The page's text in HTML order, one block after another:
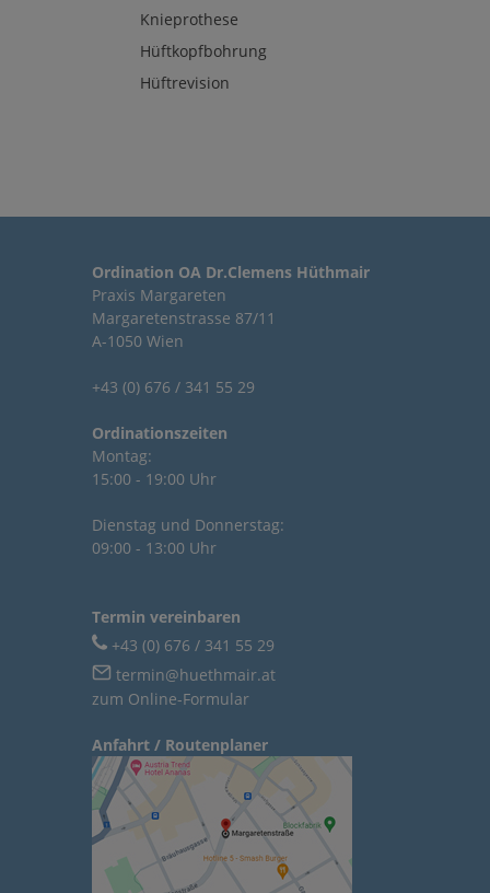
Knieprothese
Hüftkopfbohrung
Hüftrevision
Ordination OA Dr.Clemens Hüthmair
Praxis Margareten
Margaretenstrasse 87/11
A-1050 Wien
+43 (0) 676 / 341 55 29
Ordinationszeiten
Montag:
15:00 - 19:00 Uhr
Dienstag und Donnerstag:
09:00 - 13:00 Uhr
Termin vereinbaren
+43 (0) 676 / 341 55 29
termin@huethmair.at
zum Online-Formular
Anfahrt / Routenplaner